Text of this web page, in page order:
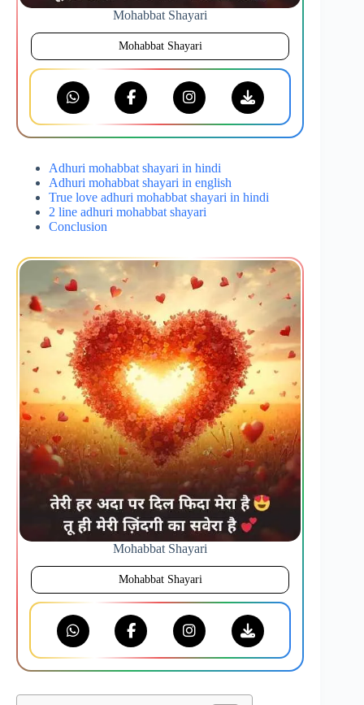
Mohabbat Shayari
Mohabbat Shayari
Adhuri mohabbat shayari in hindi
Adhuri mohabbat shayari in english
True love adhuri mohabbat shayari in hindi
2 line adhuri mohabbat shayari
Conclusion
Mohabbat Shayari
Mohabbat Shayari